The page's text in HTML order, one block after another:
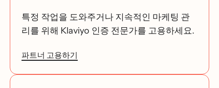
특정 작업을 도와주거나 지속적인 마케팅 관
리를 위해 Klaviyo 인증 전문가를 고용하세요.
파트너 고용하기